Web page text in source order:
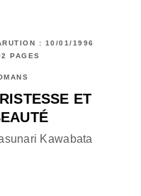
: 10/01/1996
PAGES
ET
Kawabata